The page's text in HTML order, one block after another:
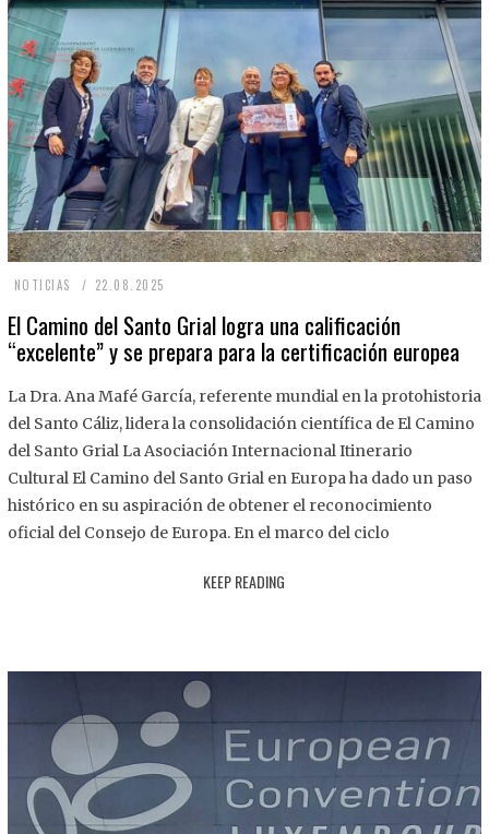
NOTICIAS 22.08.2025
.
8
2
2
El Camino del Santo Grial logra una calificación
“excelente” y se prepara para la certificación europea
La Dra. Ana Mafé García, referente mundial en la protohistoria
del Santo Cáliz, lidera la consolidación científica de El Camino
del Santo Grial La Asociación Internacional Itinerario
Cultural El Camino del Santo Grial en Europa ha dado un paso
histórico en su aspiración de obtener el reconocimiento
oficial del Consejo de Europa. En el marco del ciclo
KEEP READING